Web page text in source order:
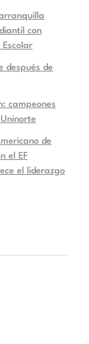
con
Escolar
después de
campeones
de
el EF
el liderazgo